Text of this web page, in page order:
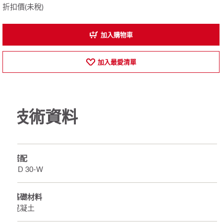
折扣價(未稅)
加入購物車
加入最愛清單
技術資料
搭配
DD 30-W
基礎材料
混凝土